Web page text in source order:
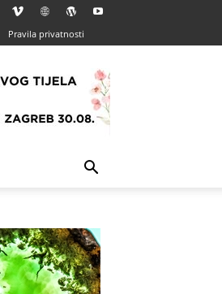
Pravila privatnosti